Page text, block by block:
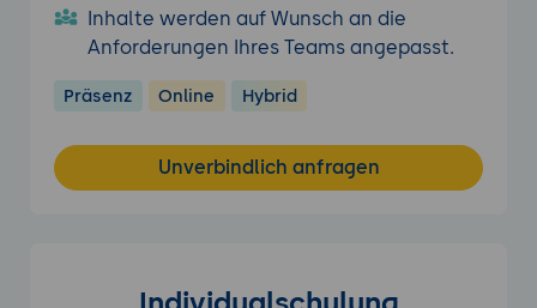
Inhalte werden auf Wunsch an die
Anforderungen Ihres Teams angepasst.
Präsenz Online Hybrid
Unverbindlich anfragen